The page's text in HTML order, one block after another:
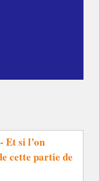
si l’on
cette partie de